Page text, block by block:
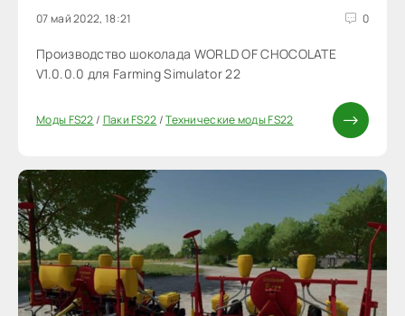
07 май 2022, 18:21 0
Производство шоколада WORLD OF CHOCOLATE
V1.0.0.0 для Farming Simulator 22
Моды FS22/ Паки FS22/Технические моды FS22